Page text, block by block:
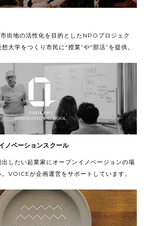
街地の活性化を目的としたNPOプロジェク
大学をつくり市民に“授業”や“部活”を提供。
ノベーションスクール
したい起業家にオープンイノベージョンの場
VOICEが企画運営をサポートしています。